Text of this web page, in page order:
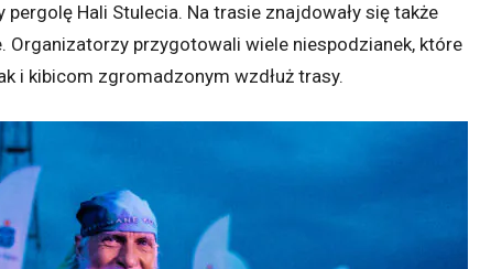
pergolę Hali Stulecia. Na trasie znajdowały się także
przygotowali wiele niespodzianek, które
i kibicom zgromadzonym wzdłuż trasy.